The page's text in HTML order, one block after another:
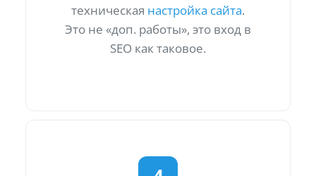
техническая настройка сайта.
Это не «доп. работы», это вход в
SEO как таковое.